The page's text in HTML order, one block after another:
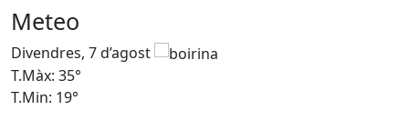
Meteo
Divendres, 7 d’agost
T.Màx: 35°
T.Min: 19°